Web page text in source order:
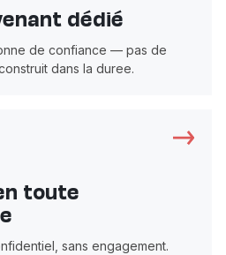
dédié
de confiance — pas de
dans la duree.
toute
sans engagement.